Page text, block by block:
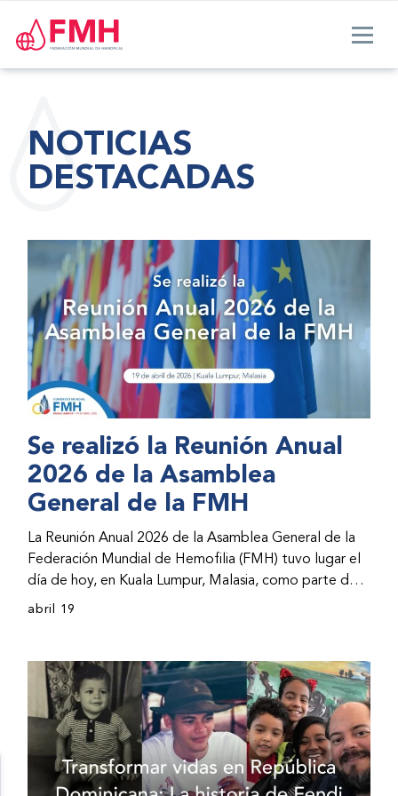
NOTICIAS
DESTACADAS
Se realizó la Reunión Anual
2026 de la Asamblea
General de la FMH
La Reunión Anual 2026 de la Asamblea General de la
Federación Mundial de Hemofilia (FMH) tuvo lugar el
día de hoy, en Kuala Lumpur, Malasia, como parte del
Congreso Mundial 2026 de la FMH. La reunión abarcó
avances por parte de la dirección de la FMH. Al
evento asistieron representantes de las organizaciones
nacionales miembros (ONM) de la FMH y otras partes
interesadas.
abril 19